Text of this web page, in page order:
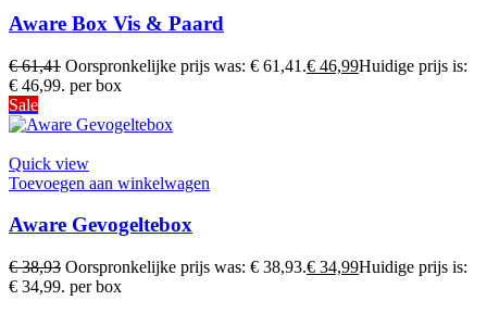
Aware Box Vis & Paard
€61,41 Oorspronkelijke prijs was: € 61,41.€ 46,99Huidige prijs is:
€ 46,99. per box
Sale
Quick view
Toevoegen aan winkelwagen
Aware Gevogeltebox
€38,93 Oorspronkelijke prijs was: € 38,93.€ 34,99Huidige prijs is:
€ 34,99. per box